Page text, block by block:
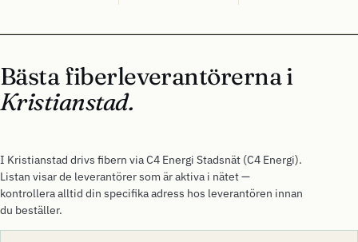
Bästa fiberleverantörerna i
Kristianstad.
I Kristianstad drivs fibern via C4 Energi Stadsnät (C4 Energi).
Listan visar de leverantörer som är aktiva i nätet —
kontrollera alltid din specifika adress hos leverantören innan
du beställer.